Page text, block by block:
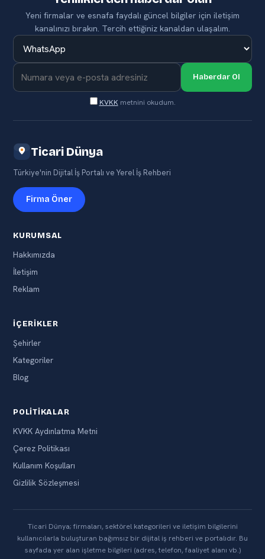
Yeni firmalar ve esnafa faydalı güncel bilgiler için iletişim
kanalınızı bırakın. Tercih ettiğiniz kanaldan ulaşalım.
Haberdar Ol
KVKK metnini okudum.
Ticari Dünya
Türkiye'nin Dijital İş Portalı ve Yerel İş Rehberi
Firma Öner
KURUMSAL
Hakkımızda
İletişim
Reklam
İÇERIKLER
Şehirler
Kategoriler
Blog
POLITIKALAR
KVKK Aydınlatma Metni
Çerez Politikası
Kullanım Koşulları
Gizlilik Sözleşmesi
Ticari Dünya; firmaları, sektörel kategorileri ve iletişim bilgilerini
kullanıcılarla buluşturan bağımsız bir dijital iş rehberi ve portalıdır. Bu
sayfada yer alan işletme bilgileri (adres, telefon, faaliyet alanı vb.)